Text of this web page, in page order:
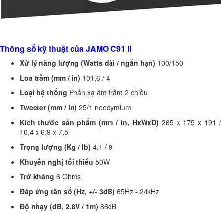
Thông số kỹ thuật của JAMO C91 II
Xử lý năng lượng (Watts dài / ngắn hạn) 100/150
Loa trầm (mm / in) 101,6 / 4
Loại hệ thống Phản xạ âm trầm 2 chiều
Tweeter (mm / in) 25/1 neodymium
Kích thước sản phẩm (mm / in, HxWxD) 265 x 175 x 191 /
10,4 x 6,9 x 7,5
Trọng lượng (Kg / lb) 4,1 / 9
Khuyến nghị tối thiểu 50W
Trở kháng 6 Ohms
Đáp ứng tần số (Hz, +/- 3dB) 65Hz - 24kHz
Độ nhạy (dB, 2.8V / 1m) 86dB